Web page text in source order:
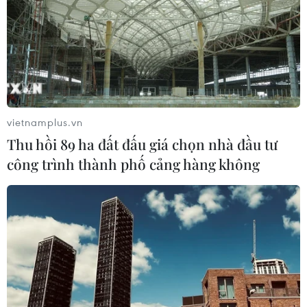
Tuyên Quang: Thay nhân sự làm
công tác thi
07/08/2026 07:41
Xem thêm
CƠ QUAN CHỦ QUẢN: THÔNG TẤN XÃ VIỆT NAM
Tổng Biên tập: TRẦN TIẾN DUẨN
Phó Tổng Biên tập: NGUYỄN THỊ TÁM, KHÚC THANH
THỦY
Sở hữu trí tuệ Quy định sử dụng
vietnamplus.vn
Thu hồi 89 ha đất đấu giá chọn nhà đầu tư
công trình thành phố cảng hàng không